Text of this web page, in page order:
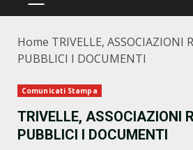
PRIMÄRES
Home TRIVELLE, ASSOCIAZIONI
PUBBLICI I DOCUMENTI
Comunicati Stampa
TRIVELLE, ASSOCIAZIONI
PUBBLICI I DOCUMENTI